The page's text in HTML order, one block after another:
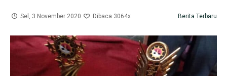
GTK & Siswa
PPDB
Sel, 3 November 2020 Dibaca 3064x Berita Terbaru